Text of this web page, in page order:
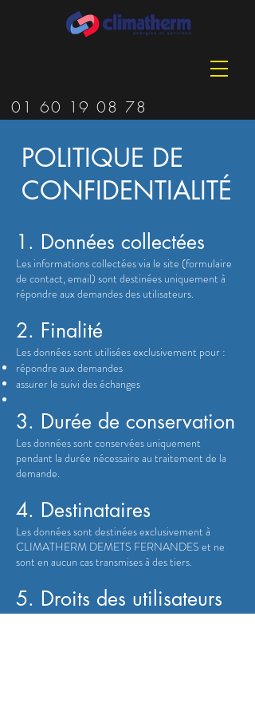
01 60 19 08 78
POLITIQUE DE
CONFIDENTIALITÉ
1. Données collectées
Les informations collectées via le site (formulaire
de contact, email) sont destinées uniquement à
répondre aux demandes des utilisateurs.
2. Finalité
Les données sont utilisées exclusivement pour :
répondre aux demandes
assurer le suivi des échanges
3. Durée de conservation
Les données sont conservées uniquement
pendant la durée nécessaire au traitement de la
demande.
4. Destinataires
Les données sont destinées exclusivement à
CLIMATHERM DEMETS FERNANDES et ne
sont en aucun cas transmises à des tiers.
5. Droits des utilisateurs